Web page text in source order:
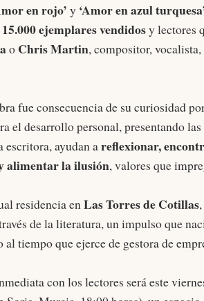
en rojo’ y ‘Amor en azul
ejemplares vendidosy lectores
o Chris Martin, compositor,
fue consecuencia de su curiosidad
el desarrollo personal, presentando
escritora, ayudan areflexionar,
alimentar la ilusión, valores que
residencia enLas Torres de Cotillas
de la literatura, un impulso que
al tiempo que ejerce de gestora de
con los lectores será este